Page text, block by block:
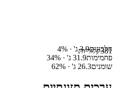
381קלוריותחלבונים3.9ג' · 4%
פחמימות31.9 ג' · 34%
שומנים26.3 ג' · 62%